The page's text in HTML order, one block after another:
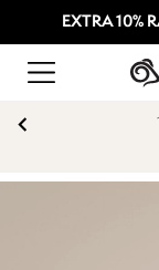
EXTRA 10%